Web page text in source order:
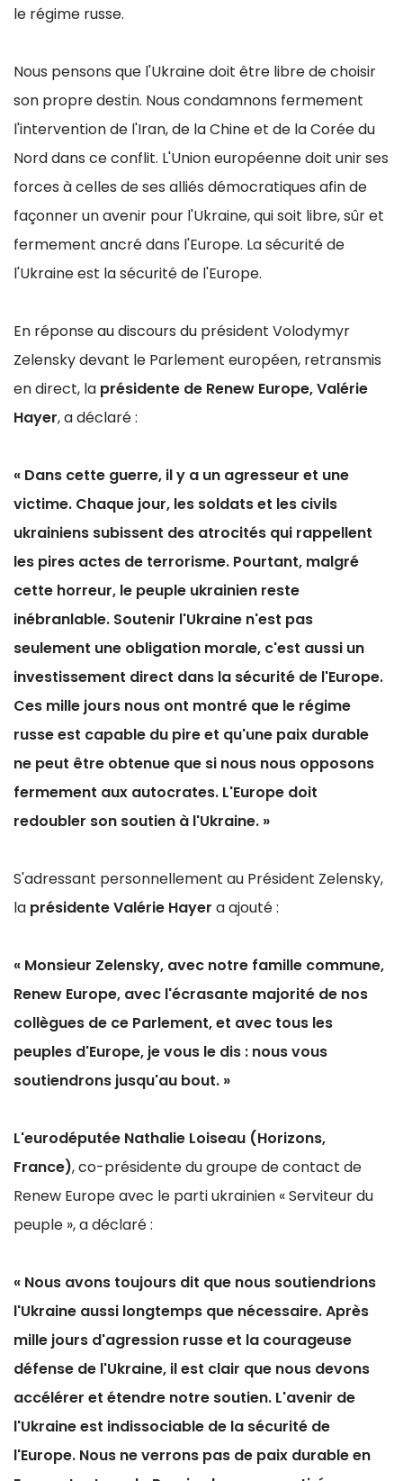
le régime russe.
Nous pensons que l'Ukraine doit être libre de choisir
son propre destin. Nous condamnons fermement
l'intervention de l'Iran, de la Chine et de la Corée du
Nord dans ce conflit. L'Union européenne doit unir ses
forces à celles de ses alliés démocratiques afin de
façonner un avenir pour l'Ukraine, qui soit libre, sûr et
fermement ancré dans l'Europe. La sécurité de
l'Ukraine est la sécurité de l'Europe.
En réponse au discours du président Volodymyr
Zelensky devant le Parlement européen, retransmis
en direct, la présidente de Renew Europe, Valérie
Hayer, a déclaré :
« Dans cette guerre, il y a un agresseur et une
victime. Chaque jour, les soldats et les civils
ukrainiens subissent des atrocités qui rappellent
les pires actes de terrorisme. Pourtant, malgré
cette horreur, le peuple ukrainien reste
inébranlable. Soutenir l'Ukraine n'est pas
seulement une obligation morale, c'est aussi un
investissement direct dans la sécurité de l'Europe.
Ces mille jours nous ont montré que le régime
russe est capable du pire et qu'une paix durable
ne peut être obtenue que si nous nous opposons
fermement aux autocrates. L'Europe doit
redoubler son soutien à l'Ukraine. »
S'adressant personnellement au Président Zelensky,
la présidente Valérie Hayer a ajouté :
« Monsieur Zelensky, avec notre famille commune,
Renew Europe, avec l'écrasante majorité de nos
collègues de ce Parlement, et avec tous les
peuples d'Europe, je vous le dis : nous vous
soutiendrons jusqu'au bout. »
L'eurodéputée Nathalie Loiseau (Horizons,
France), co-présidente du groupe de contact de
Renew Europe avec le parti ukrainien « Serviteur du
peuple », a déclaré :
« Nous avons toujours dit que nous soutiendrions
l'Ukraine aussi longtemps que nécessaire. Après
mille jours d'agression russe et la courageuse
défense de l'Ukraine, il est clair que nous devons
accélérer et étendre notre soutien. L'avenir de
l'Ukraine est indissociable de la sécurité de
l'Europe. Nous ne verrons pas de paix durable en